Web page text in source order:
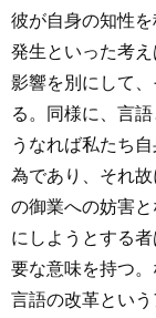
彼が自身の知性
発生といった考
影響を別にして
る。同様に、言
うなれば私たち
為であり、それ
の御業への妨害
にしようとする
要な意味を持つ
言語の改革とい